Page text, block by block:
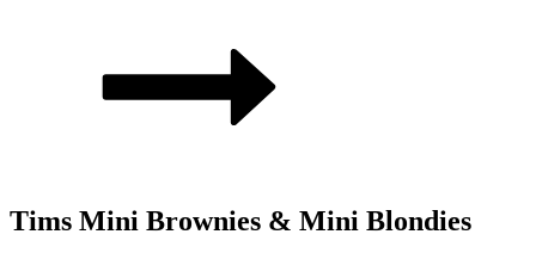
Tims Mini Brownies & Mini Blondies